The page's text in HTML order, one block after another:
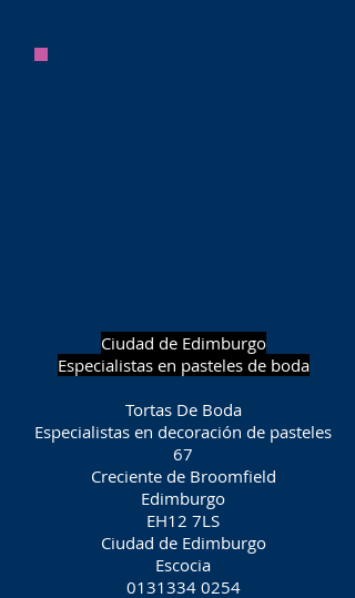
Ciudad de Edimburgo
Especialistas en pasteles de boda
Tortas De Boda
Especialistas en decoración de pasteles
67
Creciente de Broomfield
Edimburgo
EH12 7LS
Ciudad de Edimburgo
Escocia
0131334 0254